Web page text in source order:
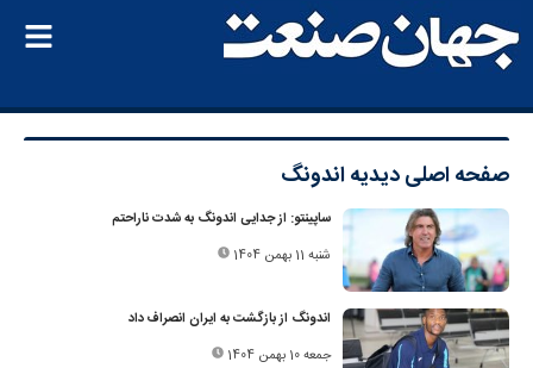
صفحه اصلیدیدیه اندونگ
ساپینتو: از جدایی اندونگ به شدت ناراحتم
شنبه 11 بهمن 1404
اندونگ از بازگشت به ایران انصراف داد
جمعه 10 بهمن 1404